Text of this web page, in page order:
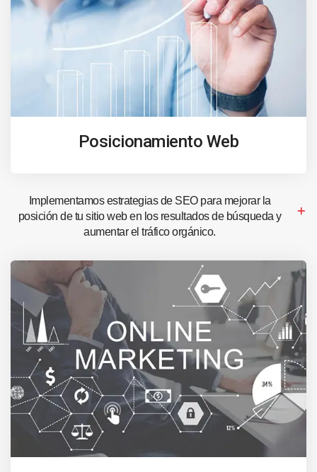
Posicionamiento Web
Implementamos estrategias de SEO para mejorar la
posición de tu sitio web en los resultados de búsqueda y
aumentar el tráfico orgánico.